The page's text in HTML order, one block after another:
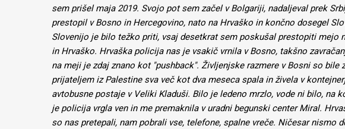
sem prišel maja 2019. Svojo pot sem začel v Bolgariji, nadaljeval prek
prestopil v Bosno in Hercegovino, nato na Hrvaško in končno dosegel
Slovenijo je bilo težko priti, vsaj desetkrat sem poskušal prestopiti mejo
in Hrvaško. Hrvaška policija nas je vsakič vrnila v Bosno, takšno
na meji je zdaj znano kot "pushback". Življenjske razmere v Bosni so bile
prijateljem iz Palestine sva več kot dva meseca spala in živela v
avtobusne postaje v Veliki Kladuši. Bilo je ledeno mrzlo, vode ni bilo, na
je policija vrgla ven in me premaknila v uradni begunski center Miral.
so nas pretepali, nam pobrali vse, telefone, spalne vreče. Ničesar nismo